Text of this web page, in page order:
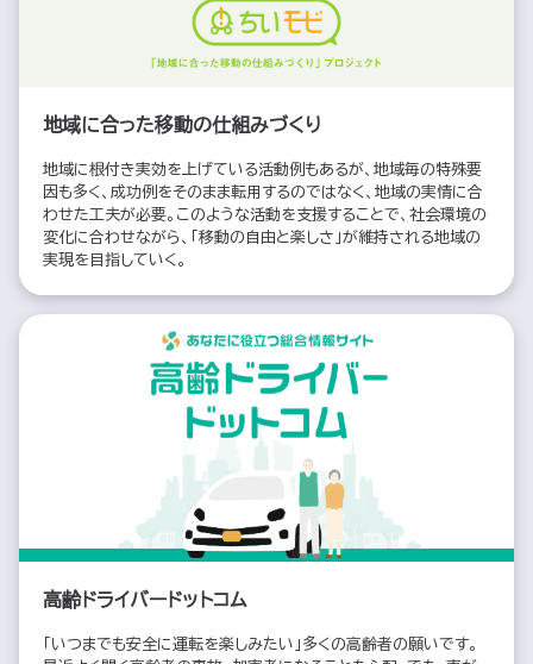
地域に合った移動の仕組みづくり
地域に根付き実効を上げている活動例もあるが、地域毎の特殊要
因も多く、成功例をそのまま転用するのではなく、地域の実情に合
わせた工夫が必要。このような活動を支援することで、社会環境の
変化に合わせながら、「移動の自由と楽しさ」が維持される地域の
実現を目指していく。
高齢ドライバードットコム
「いつまでも安全に運転を楽しみたい」多くの高齢者の願いです。